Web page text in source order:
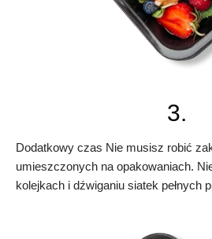
3.
Dodatkowy czas Nie musisz robić
umieszczonych na opakowaniach.
kolejkach i dźwiganiu siatek pełnych